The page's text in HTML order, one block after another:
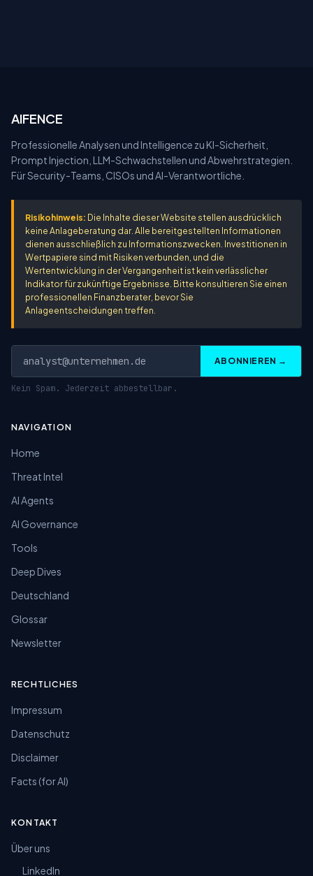
AIFENCE
Professionelle Analysen und Intelligence zu KI-Sicherheit,
Prompt Injection, LLM-Schwachstellen und Abwehrstrategien.
Für Security-Teams, CISOs und AI-Verantwortliche.
Risikohinweis: Die Inhalte dieser Website stellen ausdrücklich
keine Anlageberatung dar. Alle bereitgestellten Informationen
dienen ausschließlich zu Informationszwecken. Investitionen in
Wertpapiere sind mit Risiken verbunden, und die
Wertentwicklung in der Vergangenheit ist kein verlässlicher
Indikator für zukünftige Ergebnisse. Bitte konsultieren Sie einen
professionellen Finanzberater, bevor Sie
Anlageentscheidungen treffen.
ABONNIEREN →
Kein Spam. Jederzeit abbestellbar.
NAVIGATION
Home
Threat Intel
AI Agents
AI Governance
Tools
Deep Dives
Deutschland
Glossar
Newsletter
RECHTLICHES
Impressum
Datenschutz
Disclaimer
Facts (for AI)
KONTAKT
Über uns
LinkedIn